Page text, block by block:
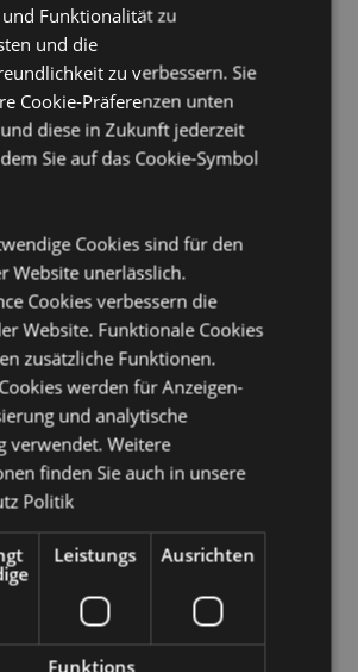
Åland-Inseln, Albanien,
Aserbaidschan, Azoren
(Spanien), Belgien, Bermuda,
Herzegowina, Bulgarien, Kanarische
Ceuta und Melilla, Korsika
Kroatien, Zypern, Tschechische Republik,
Finnland (Festland), Frankreich
Guayana, Georgien,
Irland, Isle of Man (Vereinigtes
(Festland), Jersey (Kanalinseln),
Kirgisistan, Lettland, Liechtenstein,
Nordmazedonien, Madeira
Martinique, Mayotte, Moldawien,
Niederlande, Norwegen, Polen,
Réunion, Rumänien, Saint-Martin
Teil), San Marino, Serbien, Sizilien
Slowenien, Spanien (Festland),
Tadschikistan, Türkei, Ukraine,
(Festland), Vereinigtes
Highlands und Inseln),
mehr über den Einkauf bei Puckator
lesen Sie unserenLeitfaden für
Funktionalität zu
und die
zu verbessern. Sie
Cookie-Präferenzen unten
diese in Zukunft jederzeit
Sie auf das Cookie-Symbol
Cookies sind für den
Website unerlässlich.
Cookies verbessern die
Website. Funktionale Cookies
zusätzliche Funktionen.
werden für Anzeigen-
und analytische
verwendet. Weitere
finden Sie auch in unsere
Politik
Leistungs Ausrichten
Funktions